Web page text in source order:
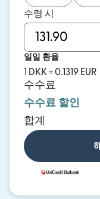
수령 시
일일 환율
1 DKK = 0.1319 EUR
수수료
수수료 할인
합계